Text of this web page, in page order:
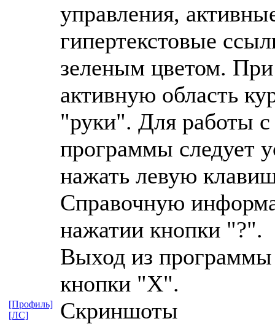
управления,
гипертекстовые
зеленым цветом.
активную область
"руки". Для работы
программы следует
нажать левую
Справочную
нажатии кнопки "?".
Выход из программы
кнопки "X".
Скриншоты
[Профиль]
[ЛС]